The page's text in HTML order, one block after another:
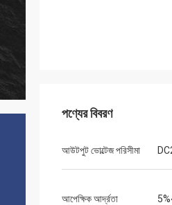
পারফরম্যান্সে মুগ্ধ। সব মিলিয়ে
পণ্যের বিবরণ
আউটপুট ভোল্টেজ পরিসীমা
আপেক্ষিক আর্দ্রতা